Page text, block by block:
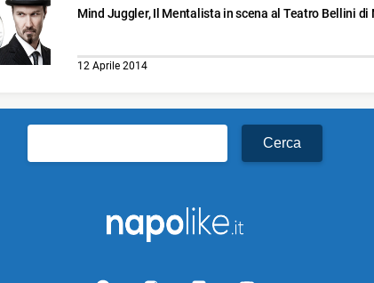
Mind Juggler, Il Mentalista in scena al Teatro Bellini di
12 Aprile 2014
per: